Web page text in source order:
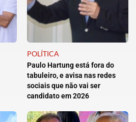
POLÍTICA
Paulo Hartung está fora do
tabuleiro, e avisa nas redes
sociais que não vai ser
candidato em 2026